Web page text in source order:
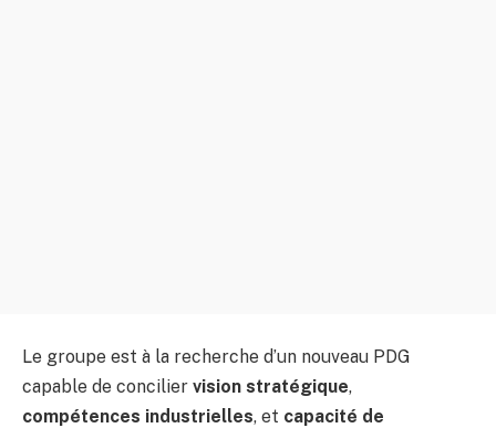
Le groupe est à la recherche d’un nouveau PDG
capable de concilier vision stratégique,
compétences industrielles, et capacité de